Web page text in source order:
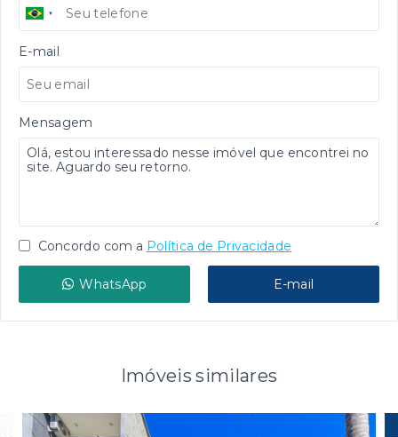
E-mail
Mensagem
Concordo com a Política de Privacidade
WhatsApp E-mail
Imóveis similares